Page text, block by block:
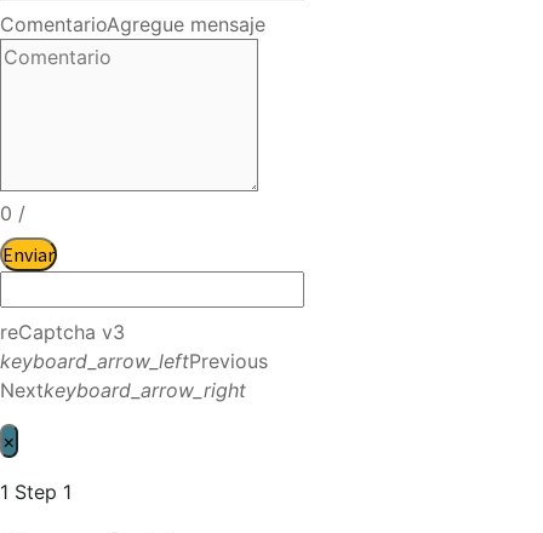
ComentarioAgregue mensaje
0 /
Enviar
reCaptcha v3
keyboard_arrow_leftPrevious
Nextkeyboard_arrow_right
×
1 Step 1